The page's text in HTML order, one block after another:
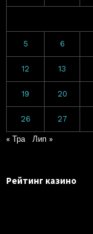
5 6
12 13
19 20
26 27
« Тра Лип »
Рейтинг казино